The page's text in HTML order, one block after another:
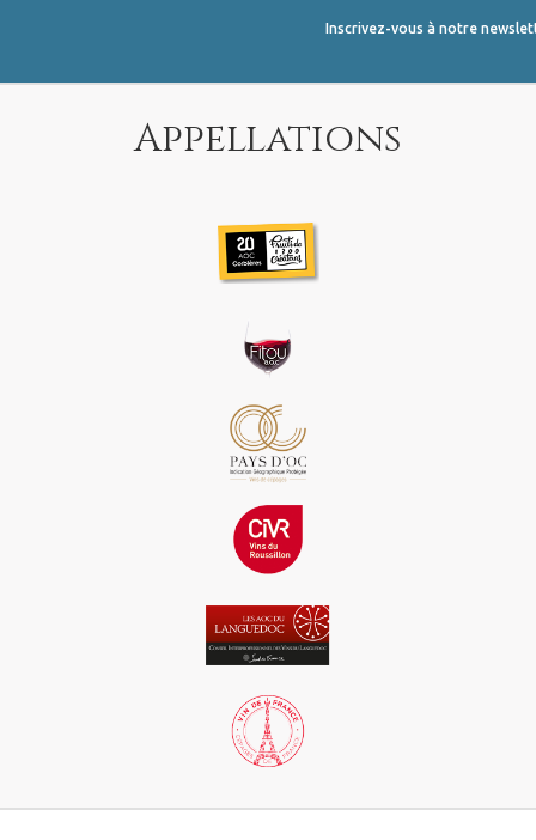
Inscrivez-vous à notre
Appellations